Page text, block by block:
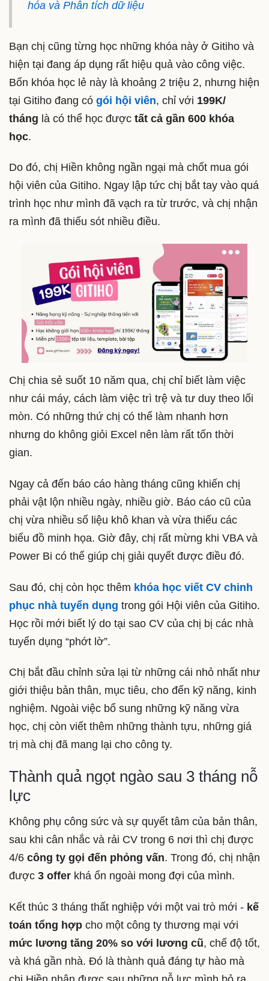
hóa và Phân tích dữ liệu
Bạn chị cũng từng học những khóa này ở Gitiho và
hiện tại đang áp dụng rất hiệu quả vào công việc.
Bốn khóa học lẻ này là khoảng 2 triệu 2, nhưng hiện
tại Gitiho đang có gói hội viên, chỉ với 199K/
tháng là có thể học được tất cả gần 600 khóa
học.
Do đó, chị Hiền không ngần ngại mà chốt mua gói
hội viên của Gitiho. Ngay lập tức chị bắt tay vào quá
trình học như mình đã vạch ra từ trước, và chị nhận
ra mình đã thiếu sót nhiều điều.
Chị chia sẻ suốt 10 năm qua, chị chỉ biết làm việc
như cái máy, cách làm việc trì trệ và tư duy theo lối
mòn. Có những thứ chị có thể làm nhanh hơn
nhưng do không giỏi Excel nên làm rất tốn thời
gian.
Ngay cả đến báo cáo hàng tháng cũng khiến chị
phải vật lộn nhiều ngày, nhiều giờ. Báo cáo cũ của
chị vừa nhiều số liệu khô khan và vừa thiếu các
biểu đồ minh họa. Giờ đây, chị rất mừng khi VBA và
Power Bi có thể giúp chị giải quyết được điều đó.
Sau đó, chị còn học thêm khóa học viết CV chinh
phục nhà tuyển dụng trong gói Hội viên của Gitiho.
Học rồi mới biết lý do tại sao CV của chị bị các nhà
tuyển dụng “phớt lờ”.
Chị bắt đầu chỉnh sửa lại từ những cái nhỏ nhất như
giới thiệu bản thân, mục tiêu, cho đến kỹ năng, kinh
nghiệm. Ngoài việc bổ sung những kỹ năng vừa
học, chị còn viết thêm những thành tựu, những giá
trị mà chị đã mang lại cho công ty.
Thành quả ngọt ngào sau 3 tháng nỗ
lực
Không phụ công sức và sự quyết tâm của bản thân,
sau khi cân nhắc và rải CV trong 6 nơi thì chị được
4/6 công ty gọi đến phỏng vấn. Trong đó, chị nhận
được 3 offer khá ổn ngoài mong đợi của mình.
Kết thúc 3 tháng thất nghiệp với một vai trò mới - kế
toán tổng hợp cho một công ty thương mại với
mức lương tăng 20% so với lương cũ, chế độ tốt,
và khá gần nhà. Đó là thành quả đáng tự hào mà